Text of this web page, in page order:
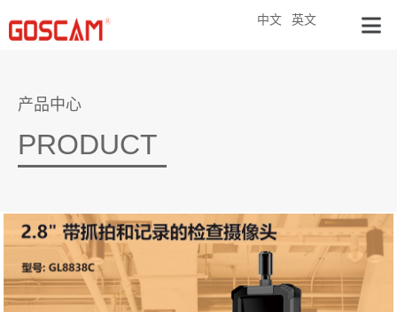
英文
中文
产品中心
PRODUCT